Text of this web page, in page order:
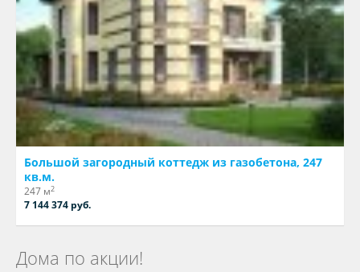
Большой загородный коттедж из газобетона, 247
кв.м.
247 м2
7 144 374 руб.
Дома по акции!